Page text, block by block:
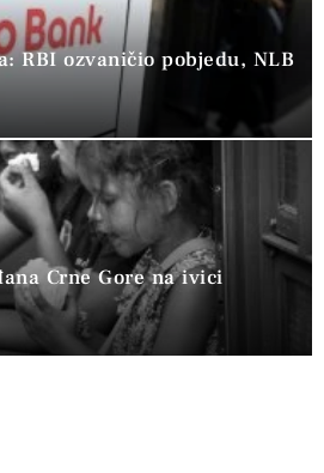
RBI ozvaničio pobjedu, NLB
Crne Gore na ivici